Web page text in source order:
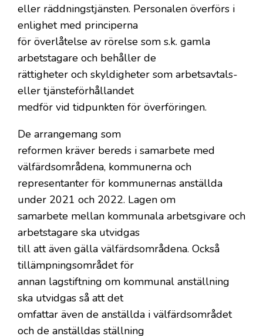
eller räddningstjänsten. Personalen överförs i
enlighet med principerna
för överlåtelse av rörelse som s.k. gamla
arbetstagare och behåller de
rättigheter och skyldigheter som arbetsavtals-
eller tjänsteförhållandet
medför vid tidpunkten för överföringen.
De arrangemang som
reformen kräver bereds i samarbete med
välfärdsområdena, kommunerna och
representanter för kommunernas anställda
under 2021 och 2022. Lagen om
samarbete mellan kommunala arbetsgivare och
arbetstagare ska utvidgas
till att även gälla välfärdsområdena. Också
tillämpningsområdet för
annan lagstiftning om kommunal anställning
ska utvidgas så att det
omfattar även de anställda i välfärdsområdet
och de anställdas ställning